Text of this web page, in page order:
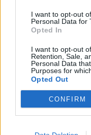
I want to opt-out
Personal Data for
Opted In
I want to opt-out
Retention, Sale,
Personal Data
Purposes for
Opted Out
CONFIRM